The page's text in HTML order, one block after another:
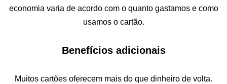
economia varia de acordo com o quanto gastamos e como
usamos o cartão.
Benefícios adicionais
Muitos cartões oferecem mais do que dinheiro de volta.